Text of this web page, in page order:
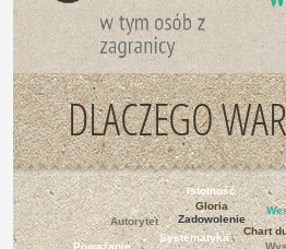
DLACZEGO
Systematyka
Chart
Zadowolenie
Poważanie
Gloria
Autorytet
Istotność